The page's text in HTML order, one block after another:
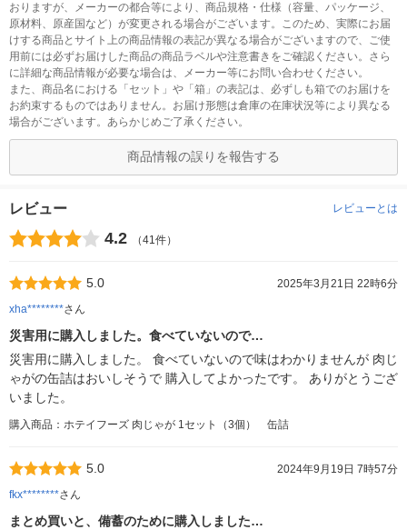
おりますが、メーカーの都合等により、商品規格・仕様（容量、パッケージ、
原材料、原産国など）が変更される場合がございます。このため、実際にお届
けする商品とサイト上の商品情報の表記が異なる場合がございますので、ご使
用前には必ずお届けした商品の商品ラベルや注意書きをご確認ください。さら
に詳細な商品情報が必要な場合は、メーカー等にお問い合わせください。
また、商品名における「セット」や「箱」の表記は、必ずしも箱でのお届けを
お約束するものではありません。お届け形態は倉庫の在庫状況等により異なる
場合がございます。あらかじめご了承ください。
商品情報の誤りを報告する
レビュー レビューとは
4.2 （41件）
5.0
2025年3月21日 22時6分
xha********さん
災害用に購入しました。食べていないので…
災害用に購入しました。 食べていないので味はわかりませんが 肉じ
ゃがの缶詰はおいしそうで 購入してよかったです。 ありがとうござ
いました。
購入商品：ホテイフーズ 肉じゃが 1セット（3個） 缶詰
5.0
2024年9月19日 7時57分
fkx********さん
まとめ買いと、備蓄のために購入しました…